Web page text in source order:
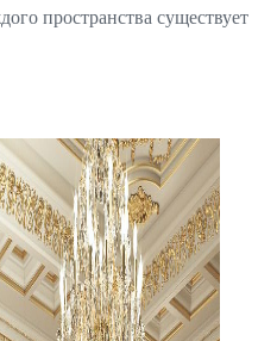
пространства существует